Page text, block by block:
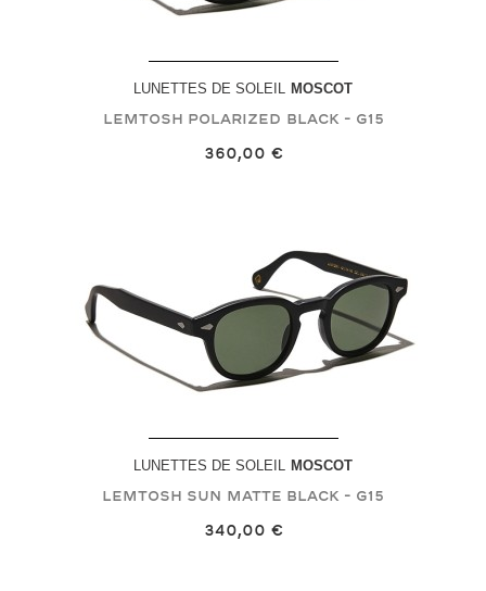
LUNETTES DE SOLEIL MOSCOT
LEMTOSH POLARIZED Black - G15
360,00 €
LUNETTES DE SOLEIL MOSCOT
LEMTOSH SUN Matte Black - G15
340,00 €